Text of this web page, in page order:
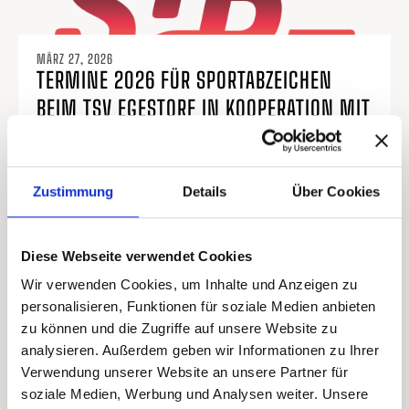
Zustimmung Details Über Cookies
Diese Webseite verwendet Cookies
Wir verwenden Cookies, um Inhalte und Anzeigen zu
personalisieren, Funktionen für soziale Medien anbieten
zu können und die Zugriffe auf unsere Website zu
analysieren. Außerdem geben wir Informationen zu Ihrer
Verwendung unserer Website an unsere Partner für
soziale Medien, Werbung und Analysen weiter. Unsere
MÄRZ 27, 2026
TERMINE 2026 FÜR SPORTABZEICHEN
BEIM TSV EGESTORF IN KOOPERATION MIT
READ MORE